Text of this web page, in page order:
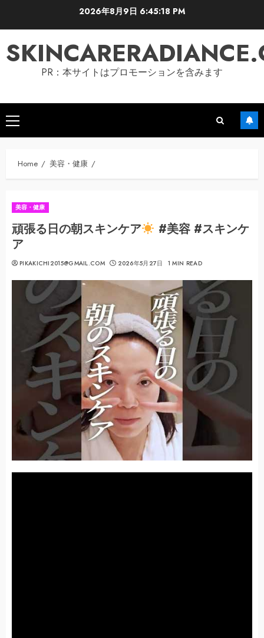
2026年8月9日 6:45:19 PM
PR：本サイトはプロモーションを含みます
Primary
Menu
Home 美容・健康
美容・健康
頑張る日の朝スキンケア
#美容 #スキンケ
ア
PIKAKICHI2015@GMAIL.COM 2026年5月27日 1 MIN READ